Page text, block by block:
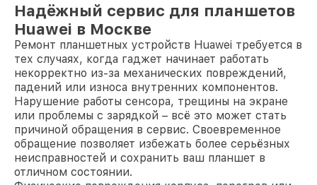
Надёжный сервис для планшетов
Huawei в Москве
Ремонт планшетных устройств Huawei требуется в
тех случаях, когда гаджет начинает работать
некорректно из-за механических повреждений,
падений или износа внутренних компонентов.
Нарушение работы сенсора, трещины на экране
или проблемы с зарядкой – всё это может стать
причиной обращения в сервис. Своевременное
обращение позволяет избежать более серьёзных
неисправностей и сохранить ваш планшет в
отличном состоянии.